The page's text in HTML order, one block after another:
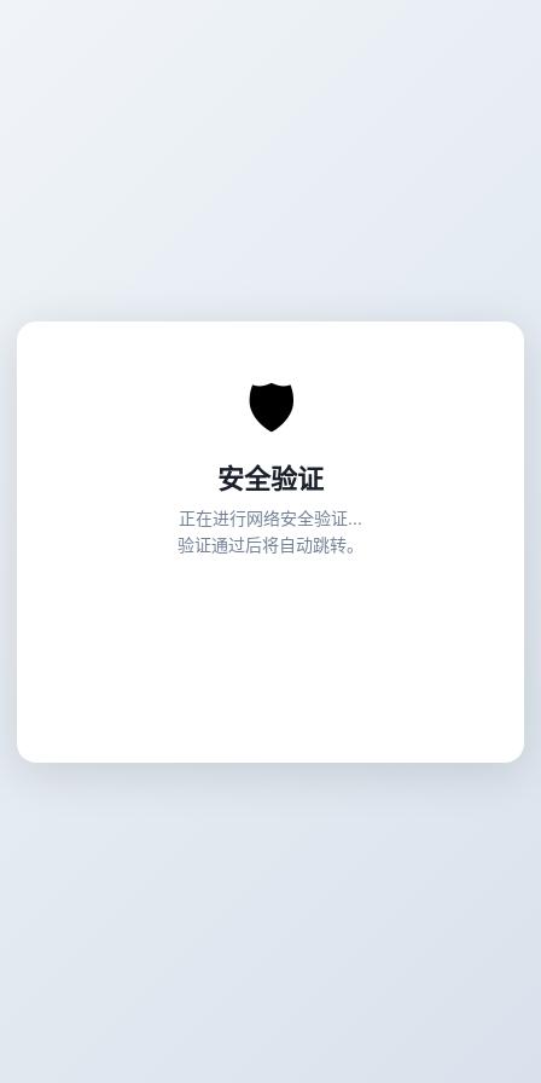
🛡
安全验证
正在进行网络安全验证...
验证通过后将自动跳转。